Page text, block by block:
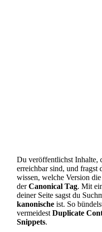
Du veröffentlichst Inhalte,
erreichbar sind, und fragst
wissen, welche Version die
derCanonical Tag. Mit
deiner Seite sagst du
kanonischeist. So
vermeidest Duplicate
Snippets.